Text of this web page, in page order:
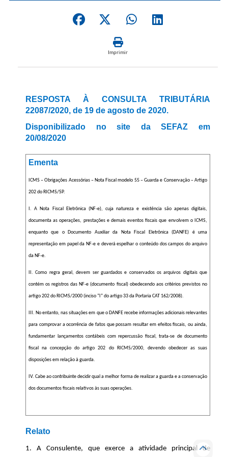
Imprimir
RESPOSTA À CONSULTA TRIBUTÁRIA
22087/2020, de 19 de agosto de 2020.
Disponibilizado no site da SEFAZ em
20/08/2020
Ementa
ICMS – Obrigações Acessórias – Nota Fiscal modelo 55 – Guarda e Conservação – Artigo
202 do RICMS/SP.
I. A Nota Fiscal Eletrônica (NF-e), cuja natureza e existência são apenas digitais,
documenta as operações, prestações e demais eventos fiscais que envolvem o ICMS,
enquanto que o Documento Auxiliar da Nota Fiscal Eletrônica (DANFE) é uma
representação em papel da NF-e e deverá espelhar o conteúdo dos campos do arquivo
da NF-e.
II. Como regra geral, devem ser guardados e conservados os arquivos digitais que
contém os registros das NF-e (documento fiscal) obedecendo aos critérios previstos no
artigo 202 do RICMS/2000 (inciso “I” do artigo 33 da Portaria CAT 162/2008).
III. No entanto, nas situações em que o DANFE recebe informações adicionais relevantes
para comprovar a ocorrência de fatos que possam resultar em efeitos fiscais, ou ainda,
fundamentar lançamentos contábeis com repercussão fiscal, trata-se de documento
fiscal na concepção do artigo 202 do RICMS/2000, devendo obedecer as suas
disposições em relação à guarda.
IV. Cabe ao contribuinte decidir qual a melhor forma de realizar a guarda e a conservação
dos documentos fiscais relativos às suas operações.
Relato
1. A Consulente, que exerce a atividade principal de